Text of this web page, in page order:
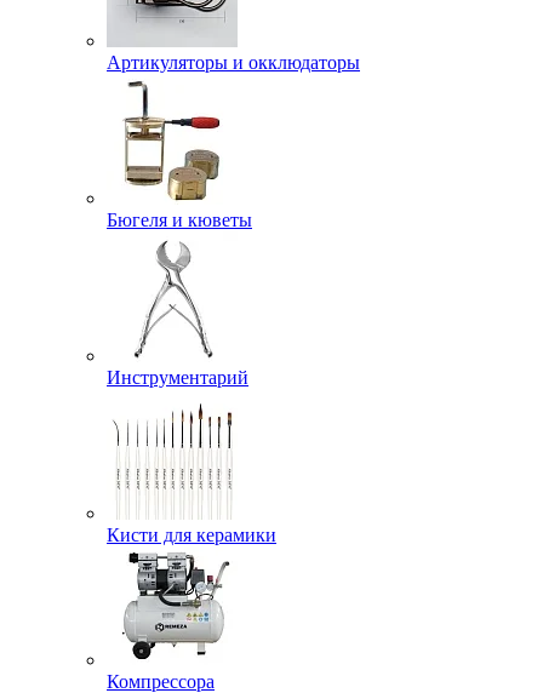
Артикуляторы и окклюдаторы
Бюгеля и кюветы
Инструментарий
Кисти для керамики
Компрессора